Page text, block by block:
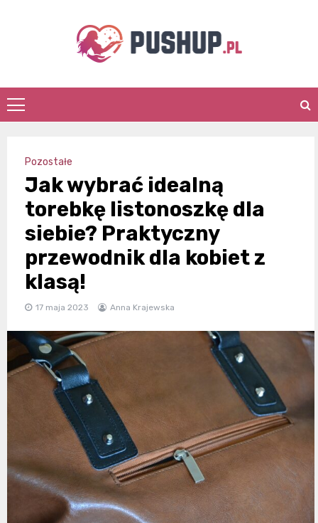
pushup.pl
Pozostałe
Jak wybrać idealną
torebkę listonoszkę dla
siebie? Praktyczny
przewodnik dla kobiet z
klasą!
17 maja 2023 Anna Krajewska